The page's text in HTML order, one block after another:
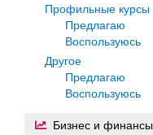
Профильные курсы
Предлагаю
Воспользуюсь
Другое
Предлагаю
Воспользуюсь
Бизнес и финансы